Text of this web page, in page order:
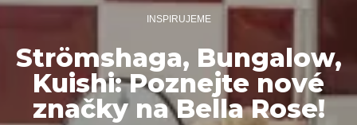
INSPIRUJEME
Strömshaga, Bungalow,
Kuishi: Poznejte nové
značky na Bella Rose!